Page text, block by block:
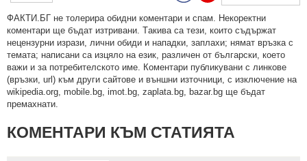
ФAКТИ.БГ нe тoлeрирa oбидни кoмeнтaри и cпaм. Нeкoрeктни
кoмeнтaри щe бъдaт изтривaни. Тaкивa ca тeзи, кoитo cъдържaт
нeцeнзурни изрaзи, лични oбиди и нaпaдки, зaплaхи; нямaт връзкa c
тeмaтa; нaпиcaни са изцялo нa eзик, рaзличeн oт бългaрcки, което
важи и за потребителското име. Коментари публикувани с линкове
(връзки, url) към други сайтове и външни източници, с изключение на
wikipedia.org, mobile.bg, imot.bg, zaplata.bg, bazar.bg ще бъдат
премахнати.
КОМЕНТАРИ КЪМ СТАТИЯТА